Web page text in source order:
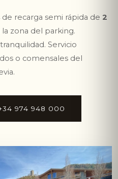
recarga semi rápida de 2
la zona del parking.
Servicio
o comensales del
974 948 000